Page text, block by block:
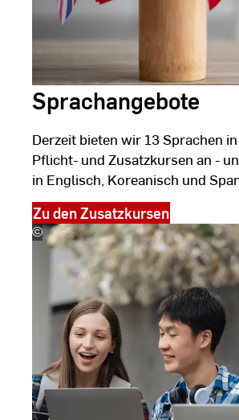
Sprachangebote
Derzeit bieten wir 13 Sprachen
Pflicht- und Zusatzkursen an -
in Englisch, Koreanisch und
Zu den Zusatzkursen
©
NINENII/stock.adobe.com